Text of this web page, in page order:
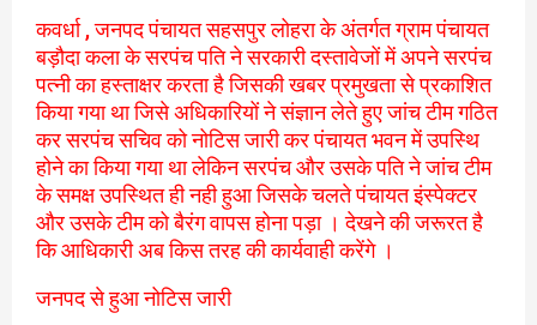
कवर्धा , जनपद पंचायत सहसपुर लोहरा के अंतर्गत ग्राम पंचायत
बड़ौदा कला के सरपंच पति ने सरकारी दस्तावेजों में अपने सरपंच
पत्नी का हस्ताक्षर करता है जिसकी खबर प्रमुखता से प्रकाशित
किया गया था जिसे अधिकारियों ने संज्ञान लेते हुए जांच टीम गठित
कर सरपंच सचिव को नोटिस जारी कर पंचायत भवन में उपस्थि
होने का किया गया था लेकिन सरपंच और उसके पति ने जांच टीम
के समक्ष उपस्थित ही नही हुआ जिसके चलते पंचायत इंस्पेक्टर
और उसके टीम को बैरंग वापस होना पड़ा । देखने की जरूरत है
कि आधिकारी अब किस तरह की कार्यवाही करेंगे ।
जनपद से हुआ नोटिस जारी